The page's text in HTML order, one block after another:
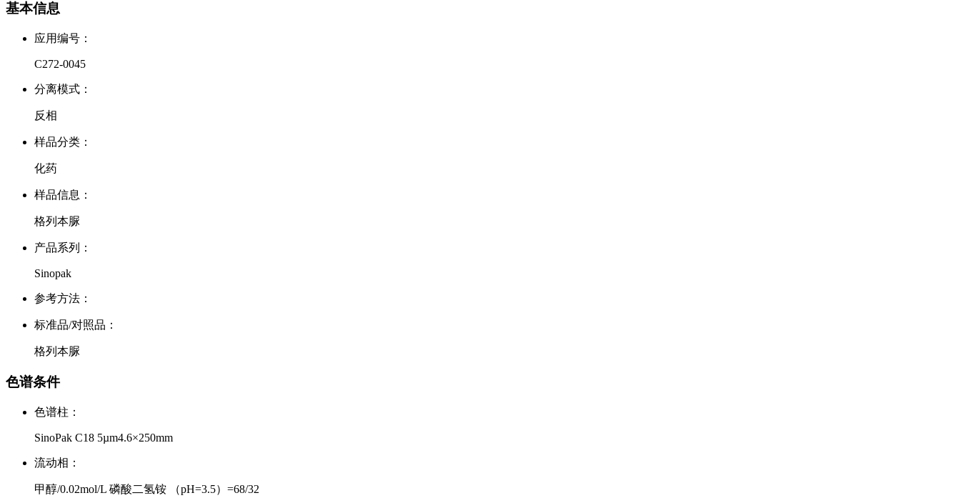
基本信息
应用编号：
C272-0045
分离模式：
反相
样品分类：
化药
样品信息：
格列本脲
产品系列：
Sinopak
参考方法：
标准品/对照品：
格列本脲
色谱条件
色谱柱：
SinoPak C18 5µm4.6×250mm
流动相：
甲醇/0.02mol/L 磷酸二氢铵 （pH=3.5）=68/32